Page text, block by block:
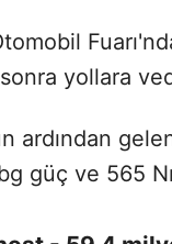
yollara
ardından
güç ve 565